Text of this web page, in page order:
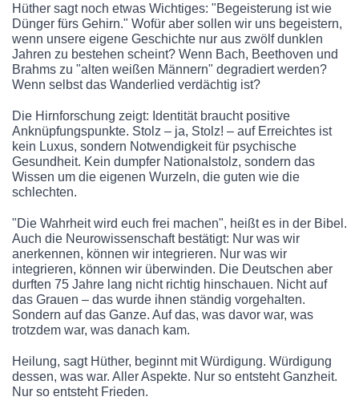
Hüther sagt noch etwas Wichtiges: "Begeisterung ist wie
Dünger fürs Gehirn." Wofür aber sollen wir uns begeistern,
wenn unsere eigene Geschichte nur aus zwölf dunklen
Jahren zu bestehen scheint? Wenn Bach, Beethoven und
Brahms zu "alten weißen Männern" degradiert werden?
Wenn selbst das Wanderlied verdächtig ist?
Die Hirnforschung zeigt: Identität braucht positive
Anknüpfungspunkte. Stolz – ja, Stolz! – auf Erreichtes ist
kein Luxus, sondern Notwendigkeit für psychische
Gesundheit. Kein dumpfer Nationalstolz, sondern das
Wissen um die eigenen Wurzeln, die guten wie die
schlechten.
"Die Wahrheit wird euch frei machen", heißt es in der Bibel.
Auch die Neurowissenschaft bestätigt: Nur was wir
anerkennen, können wir integrieren. Nur was wir
integrieren, können wir überwinden. Die Deutschen aber
durften 75 Jahre lang nicht richtig hinschauen. Nicht auf
das Grauen – das wurde ihnen ständig vorgehalten.
Sondern auf das Ganze. Auf das, was davor war, was
trotzdem war, was danach kam.
Heilung, sagt Hüther, beginnt mit Würdigung. Würdigung
dessen, was war. Aller Aspekte. Nur so entsteht Ganzheit.
Nur so entsteht Frieden.